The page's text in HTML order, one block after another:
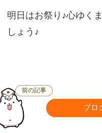
明日はお祭り♪心ゆく
しょう♪
前の記事
ブロ